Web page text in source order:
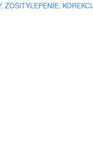
ZOŠITYLEPENIE,